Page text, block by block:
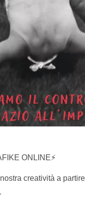
ONLINE⚡️
creatività a